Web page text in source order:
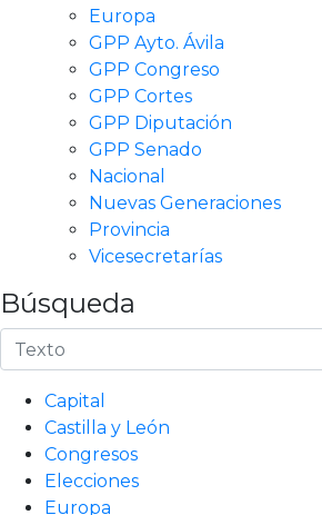
Europa
GPP Ayto. Ávila
GPP Congreso
GPP Cortes
GPP Diputación
GPP Senado
Nacional
Nuevas Generaciones
Provincia
Vicesecretarías
Búsqueda
Capital
Castilla y León
Congresos
Elecciones
Europa